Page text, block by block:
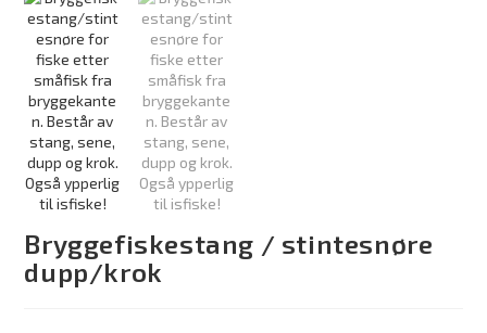
Bryggefiskestang / stintesnøre
dupp/krok